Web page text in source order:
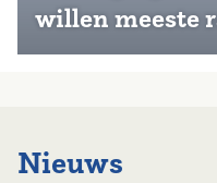
willen meeste
Nieuws